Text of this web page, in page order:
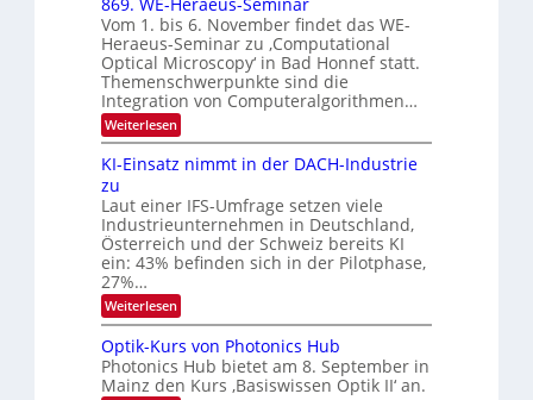
6
t
d
e
n
k
t
o
s
e
n
s
m
e
l
d
e
t
a
r
k
s
W
a
c
h
s
t
Vom 1. bis 6. November findet das WE-
Heraeus-Seminar zu ‚Computational
Optical Microscopy‘ in Bad Honnef statt.
Themenschwerpunkte sind die
Integration von Computeralgorithmen…
Weiterlesen:
8
9
W
E
-
H
e
a
e
u
s
-
S
KI-Einsatz nimmt in der DACH-Industrie
zu
Laut einer IFS-Umfrage setzen viele
Industrieunternehmen in Deutschland,
Österreich und der Schweiz bereits KI
ein: 43% befinden sich in der Pilotphase,
27%…
Weiterlesen:
K
-
E
i
Optik-Kurs von Photonics Hub
Photonics Hub bietet am 8. September in
Mainz den Kurs ‚Basiswissen Optik II‘ an.